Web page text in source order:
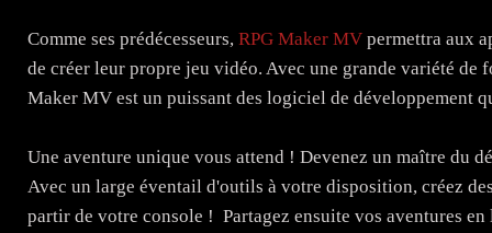
Comme ses prédécesseurs, RPG Maker MV permettra aux
de créer leur propre jeu vidéo. Avec une grande variété
Maker MV est un puissant des logiciel de développement
Une aventure unique vous attend ! Devenez un maître du
Avec un large éventail d'outils à votre disposition, créez
partir de votre console ! Partagez ensuite vos aventures